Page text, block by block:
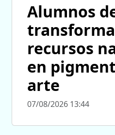
Alumnos
recursos
en
arte
07/08/2026 13:44